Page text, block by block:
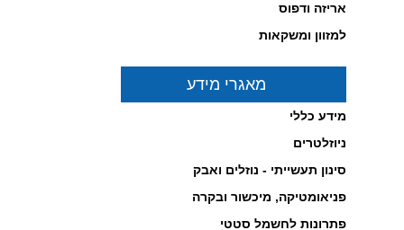
במחירים תחרותיים!
לחץ כאן לפרטים...
בוכנות חשמליות מבית
אריזה ודפוס
למזוון ומשקאות
מאגרי מידע
מידע כללי
ניוזלטרים
סינון תעשייתי - נוזלים ואבק
פניאומטיקה, מיכשור ובקרה
פתרונות לחשמל סטטי